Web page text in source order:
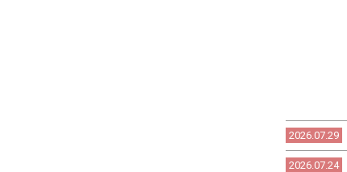
2026.07.29
2026.07.24